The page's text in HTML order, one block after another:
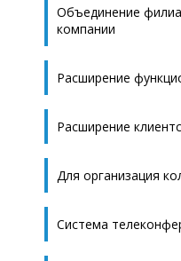
Объединение
компании
Расширение
Расширение
Для организация
Система